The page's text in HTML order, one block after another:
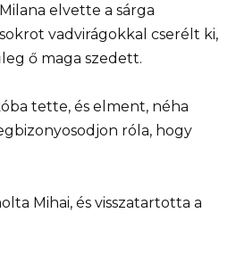
elvette a sárga
vadvirágokkal cserélt ki,
ő maga szedett.
tette, és elment, néha
róla, hogy
Mihai, és visszatartotta a